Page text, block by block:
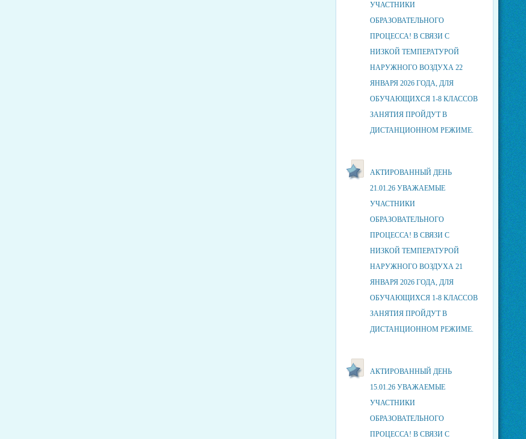
УЧАСТНИКИ
ОБРАЗОВАТЕЛЬНОГО
ПРОЦЕССА! В СВЯЗИ С
НИЗКОЙ ТЕМПЕРАТУРОЙ
НАРУЖНОГО ВОЗДУХА 22
ЯНВАРЯ 2026 ГОДА, ДЛЯ
ОБУЧАЮЩИХСЯ 1-8 КЛАССОВ
ЗАНЯТИЯ ПРОЙДУТ В
ДИСТАНЦИОННОМ РЕЖИМЕ.
АКТИРОВАННЫЙ ДЕНЬ
21.01.26 УВАЖАЕМЫЕ
УЧАСТНИКИ
ОБРАЗОВАТЕЛЬНОГО
ПРОЦЕССА! В СВЯЗИ С
НИЗКОЙ ТЕМПЕРАТУРОЙ
НАРУЖНОГО ВОЗДУХА 21
ЯНВАРЯ 2026 ГОДА, ДЛЯ
ОБУЧАЮЩИХСЯ 1-8 КЛАССОВ
ЗАНЯТИЯ ПРОЙДУТ В
ДИСТАНЦИОННОМ РЕЖИМЕ.
АКТИРОВАННЫЙ ДЕНЬ
15.01.26 УВАЖАЕМЫЕ
УЧАСТНИКИ
ОБРАЗОВАТЕЛЬНОГО
ПРОЦЕССА! В СВЯЗИ С